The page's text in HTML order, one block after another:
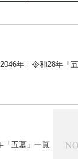
2046年｜令和28年「
「五墓」一覧